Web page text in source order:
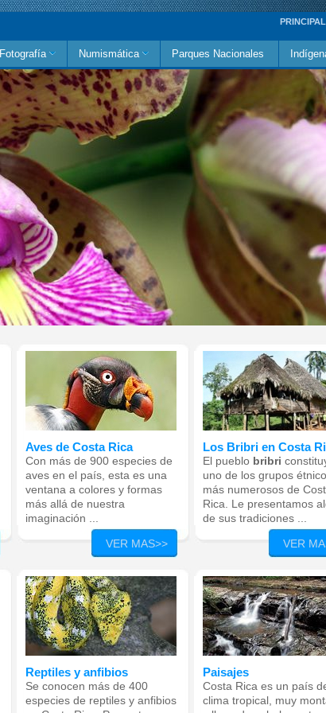
Fotografía Numismática Parques Nacionales
PRINCIPAL
Aves de Costa Rica
Con más de 900 especies de
aves en el país, esta es una
ventana a colores y formas
más allá de nuestra
imaginación ...
VER MAS>>
Los Bribri en Costa
El pueblo bribri
uno de los grupos
más numerosos de
Rica. Le presentamos
de sus tradiciones ...
VER
Reptiles y anfibios
Se conocen más de 400
especies de reptiles y anfibios
Paisajes
Costa Rica es un país
clima tropical, muy